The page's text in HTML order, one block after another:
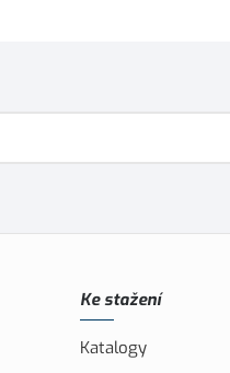
Ke stažení
Katalogy